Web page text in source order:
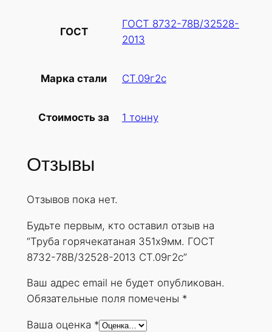
ГОСТ
ГОСТ 8732-78В/32528-
2013
Марка стали СТ.09г2с
Стоимость за 1 тонну
Отзывы
Отзывов пока нет.
Будьте первым, кто оставил отзыв на
“Труба горячекатаная 351х9мм. ГОСТ
8732-78В/32528-2013 СТ.09г2с”
Ваш адрес email не будет опубликован.
Обязательные поля помечены *
Ваша оценка *